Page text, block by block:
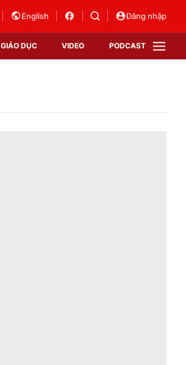
English Đăng nhập
GIÁO DỤC VIDEO PODCAST
VTV Sức khoẻ